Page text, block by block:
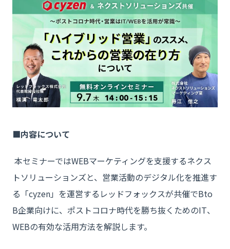
内容について
本セミナーではWEBマーケティングを支援するネクス
トソリューションズと、営業活動のデジタル化を推進す
る「cyzen」を運営するレッドフォックスが共催でBto
B企業向けに、ポストコロナ時代を勝ち抜くためのIT、
WEBの有効な活用方法を解説します。